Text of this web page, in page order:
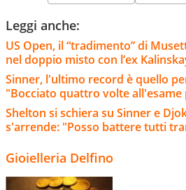
Leggi anche:
US Open, il “tradimento” di
nel doppio misto con l’ex
Sinner, l'ultimo record è quello
"Bocciato quattro volte
Shelton si schiera su Sinner e
s'arrende: "Posso battere tutti
Gioielleria Delfino